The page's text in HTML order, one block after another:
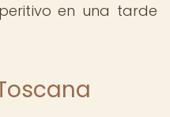
en una tarde